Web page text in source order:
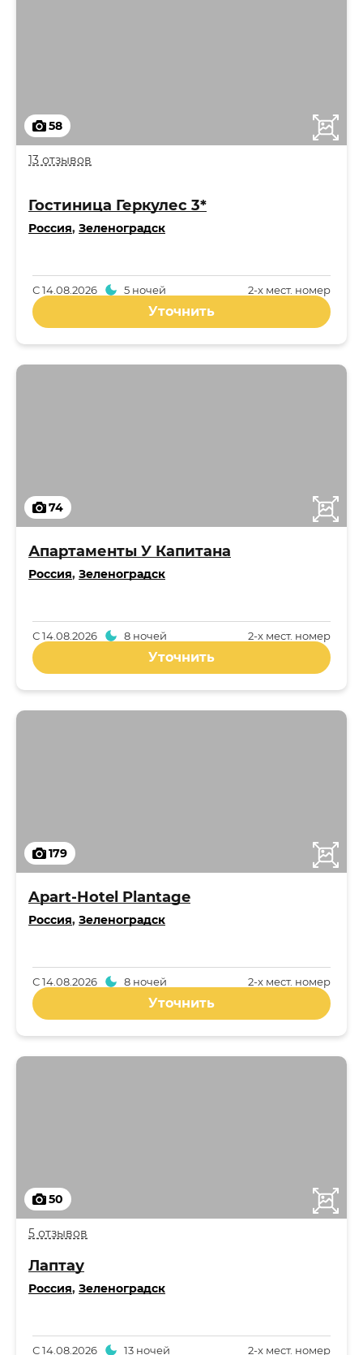
58
13 отзывов
Гостиница Геркулес 3*
Россия, Зеленоградск
2-x мест. номер
С14.08.2026 5 ночей
Уточнить
74
Апартаменты У Капитана
Россия, Зеленоградск
2-x мест. номер
С14.08.2026 8 ночей
Уточнить
179
Apart-Hotel Plantage
Россия, Зеленоградск
2-x мест. номер
С14.08.2026 8 ночей
Уточнить
50
5 отзывов
Лаптау
Россия, Зеленоградск
2-x мест. номер
С14.08.2026 13 ночей